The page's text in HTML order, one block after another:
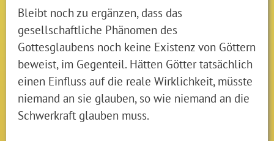
Bleibt noch zu ergänzen, dass das
gesellschaftliche Phänomen des
Gottesglaubens noch keine Existenz von Göttern
beweist, im Gegenteil. Hätten Götter tatsächlich
einen Einfluss auf die reale Wirklichkeit, müsste
niemand an sie glauben, so wie niemand an die
Schwerkraft glauben muss.